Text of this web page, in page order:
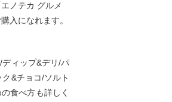
ノテカ グルメ
入になれます。
ィップ&デリ/パ
&チョコ/ソルト
食べ方も詳しく